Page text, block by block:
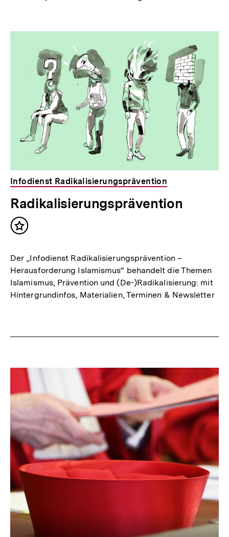
Infodienst Radikalisierungsprävention
Radikalisierungsprävention
Inhalt
Der „Infodienst Radikalisierungsprävention –
Herausforderung Islamismus“ behandelt die Themen
Islamismus, Prävention und (De-)Radikalisierung: mit
Hintergrundinfos, Materialien, Terminen & Newsletter
Themenübersicht